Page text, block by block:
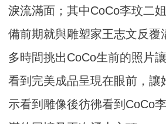
淚流滿面；其中CoCo李玟二
備前期就與雕塑家王志文反覆
多時間挑出CoCo生前的照片
看到完美成品呈現在眼前，讓
示看到雕像後彷彿看到CoCo